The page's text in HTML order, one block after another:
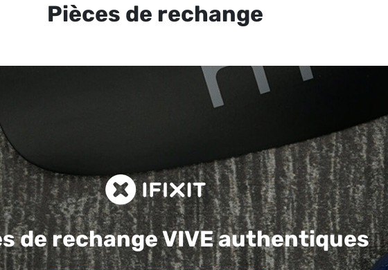
Pièces de rechange
de rechangeVIVE authentiques​